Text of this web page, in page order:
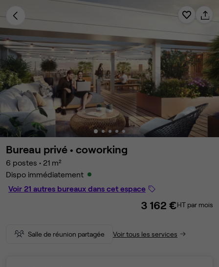
Bureau privé • coworking
6 postes • 21 m²
Dispo immédiatement
Voir 21 autres bureaux dans cet espace
3 162 €HT par mois
Salle de réunion partagée Voir tous les services